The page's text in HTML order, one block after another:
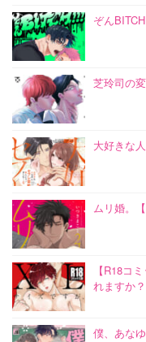
ぞん
芝玲司の
大好きな
ムリ婚。
【R18コ
れますか
僕、あな